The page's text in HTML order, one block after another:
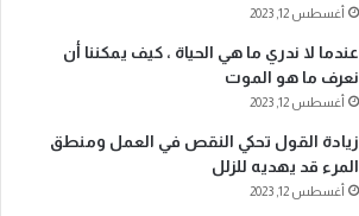
أغسطس 12, 2023
عندما لا ندري ما هي الحياة ، كيف يمكننا أن
نعرف ما هو الموت
أغسطس 12, 2023
زيادة القول تحكي النقص في العمل ومنطق
المرء قد يهديه للزلل
أغسطس 12, 2023